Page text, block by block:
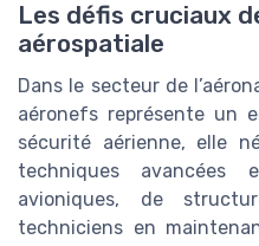
Les défis cruciaux
aérospatiale
Dans le secteur de
aéronefs représente un
sécurité aérienne, elle
techniques avancées
avioniques, de
techniciens en